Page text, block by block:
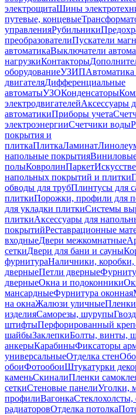
электрощитаШины
путевые, концевые
управленияРубильники
преобразователиПускатели
автоматикаВыключатели
нагрузкиКонтакторы
оборудованиеУЗИПАвтоматика
двигателяДифференциальные
автоматыУЗОКонденсаторы
электродвигателейАксессуары
автоматикиПриборы учета
электроэнергииСчетчики воды
покрытия и
плиткаПлиткаЛаминат
напольные покрытия
полыКовролинПаркет
напольных покрытий и плитки
обводы для трубПлинтусы для
плиткиПорожки, профили для
для укладки плиткиСистемы
плиткиАксессуары для
покрытийРеставрационные
входныеДвери межкомнатные
сеткиДвери для бани и сауны
фурнитураНаличники,
дверныеПетли дверные
дверныеОкна и подоконники
мансардныеФурнитура оконная
на окнаЖалюзи уличные
изделияСаморезы, шурупы
штифтыПерфорированный
шайбыЗаклепкиБолты, винты,
анкерыКарабиныФиксаторы
универсальныеОтделка стен
обоиФотообоиШтукатурки
каменьСкиналиПленки
сеткиСтеновые панелиУголки,
профилиВагонкаСтеклохолсты,
радиаторовОтделка потолка